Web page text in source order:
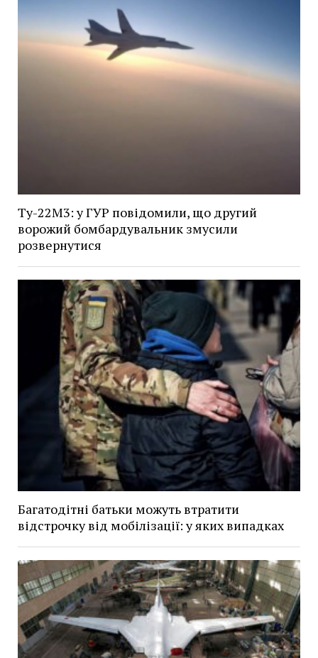
Ту-22М3: у ГУР повідомили, що другий
ворожий бомбардувальник змусили
розвернутися
Багатодітні батьки можуть втратити
відстрочку від мобілізації: у яких випадках